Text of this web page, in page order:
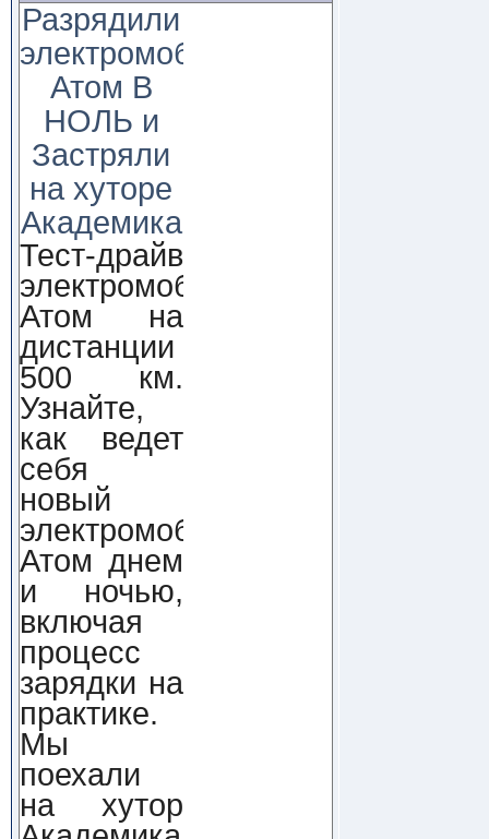
Разрядили
электромобиль
Атом В
НОЛЬ и
Застряли
на хуторе
Академика
Тест-драйв
электромобиля
Атом на
дистанции
500 км.
Узнайте,
как ведет
себя
новый
электромобиль
Атом днем
и ночью,
включая
процесс
зарядки на
практике.
Мы
поехали
на хутор